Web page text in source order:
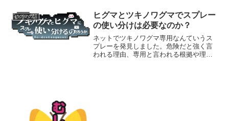
ヒグマの話
ヒグマとツキノワグマでスプレー
の使い分けは必要なのか？
ネットでツキノワグマ専用なんていうス
プレーを発見しました。危険だと強く言
われる理由、専用と言われる根拠や理由